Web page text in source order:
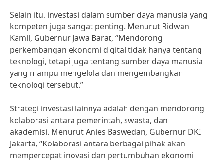
Selain itu, investasi dalam sumber daya manusia yang
kompeten juga sangat penting. Menurut Ridwan
Kamil, Gubernur Jawa Barat, “Mendorong
perkembangan ekonomi digital tidak hanya tentang
teknologi, tetapi juga tentang sumber daya manusia
yang mampu mengelola dan mengembangkan
teknologi tersebut.”
Strategi investasi lainnya adalah dengan mendorong
kolaborasi antara pemerintah, swasta, dan
akademisi. Menurut Anies Baswedan, Gubernur DKI
Jakarta, “Kolaborasi antara berbagai pihak akan
mempercepat inovasi dan pertumbuhan ekonomi